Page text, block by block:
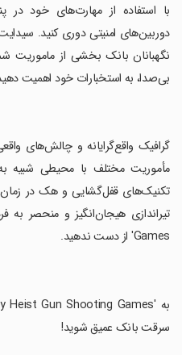
‏با استفاده از مهارت‌های خود در
دوربین‌های امنیتی دوری کنید.
نگهبانان بانک بخشی از ماموریت
بی‌صدا، به استخبارات خود اهمیت
‏گرافیک واقع‌گرایانه و چالش‌های
مأموریت مختلف با محیطی شبیه
تکنیک‌های قفل‌گشایی و هک در زمان
Games' از دست ندهید.
سرقت بانک عمیق شوید!